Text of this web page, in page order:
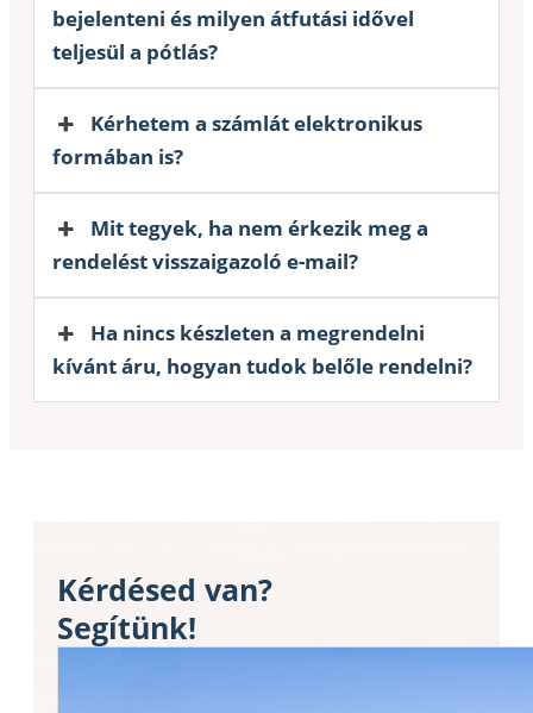
bejelenteni és milyen átfutási idővel
teljesül a pótlás?
Kérhetem a számlát elektronikus
formában is?
Mit tegyek, ha nem érkezik meg a
rendelést visszaigazoló e-mail?
Ha nincs készleten a megrendelni
kívánt áru, hogyan tudok belőle rendelni?
Kérdésed van?
Segítünk!